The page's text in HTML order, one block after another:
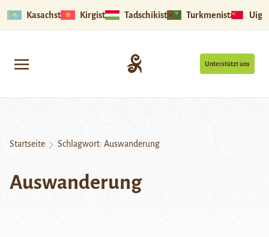
Kasachstan Kirgistan Tadschikistan Turkmenistan
Unterstützt uns
Startseite Schlagwort: Auswanderung
Auswanderung